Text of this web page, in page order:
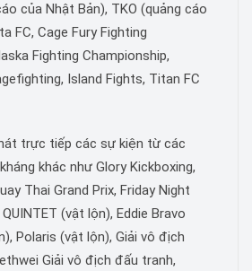
của Nhật Bản), TKO (quảng cáo
FC, Cage Fury Fighting
Fighting Championship,
Island Fights, Titan FC
trực tiếp các sự kiện từ các
khác như Glory Kickboxing,
Thai Grand Prix, Friday Night
(vật lộn), Eddie Bravo
Polaris (vật lộn), Giải vô địch
Giải vô địch đấu tranh,